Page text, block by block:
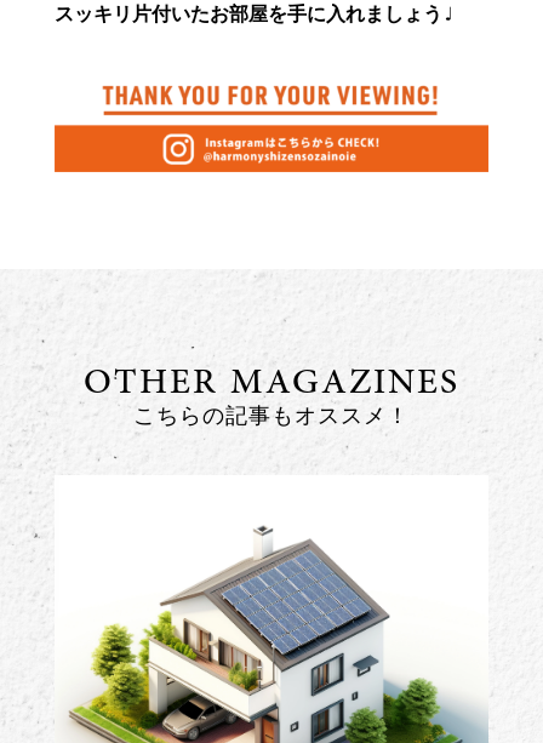
スッキリ片付いたお部屋を手に入れましょう♩
OTHER MAGAZINES
こちらの記事もオススメ！